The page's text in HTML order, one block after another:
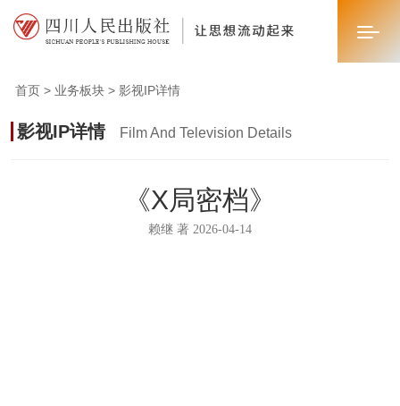
新闻中心
首页 > 业务板块 > 影视IP详情
影视IP详情 Film And Television Details
《X局密档》
赖继 著 2026-04-14